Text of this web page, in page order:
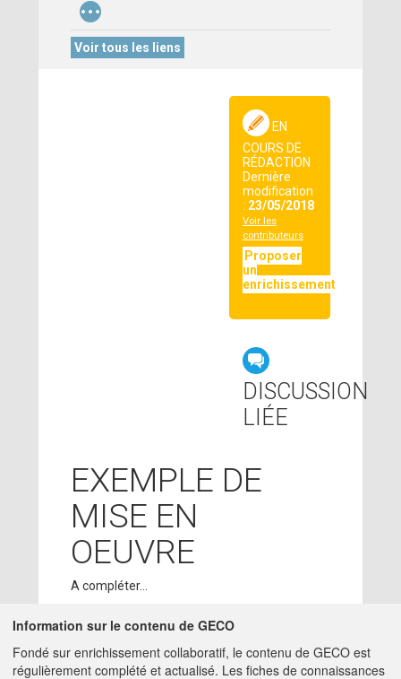
...
Voir tous les liens
EN
COURS DE
RÉDACTION
Dernière
modification
: 23/05/2018
Voir les
contributeurs
Proposer
un
enrichissement
DISCUSSION
LIÉE
EXEMPLE DE
MISE EN
OEUVRE
A compléter...
CONTRIBUTEURS
Information sur le contenu de GECO
Fondé sur enrichissement collaboratif, le contenu de GECO est
régulièrement complété et actualisé. Les fiches de connaissances